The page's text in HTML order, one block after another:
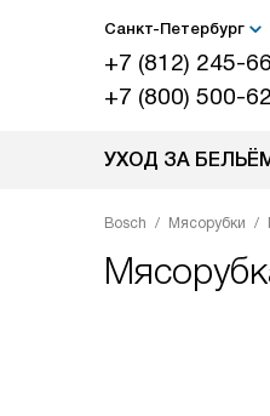
Санкт-Петербург
+7 (812) 245-
+7 (800) 500-
УХОД ЗА
Bosch Мясорубки